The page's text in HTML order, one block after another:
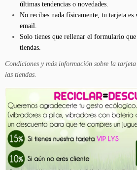
últimas tendencias o novedades.
No recibes nada físicamente, tu tarjeta
email.
Solo tienes que rellenar el formulario que
tiendas.
Condiciones y más información sobre la
las tiendas.